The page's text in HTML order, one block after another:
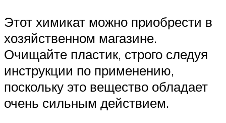
Этот химикат можно приобрести в
хозяйственном магазине.
Очищайте пластик, строго следуя
инструкции по применению,
поскольку это вещество обладает
очень сильным действием.